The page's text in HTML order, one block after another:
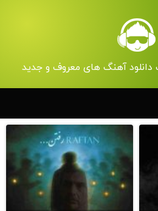
آهنگ های معروف و جدید